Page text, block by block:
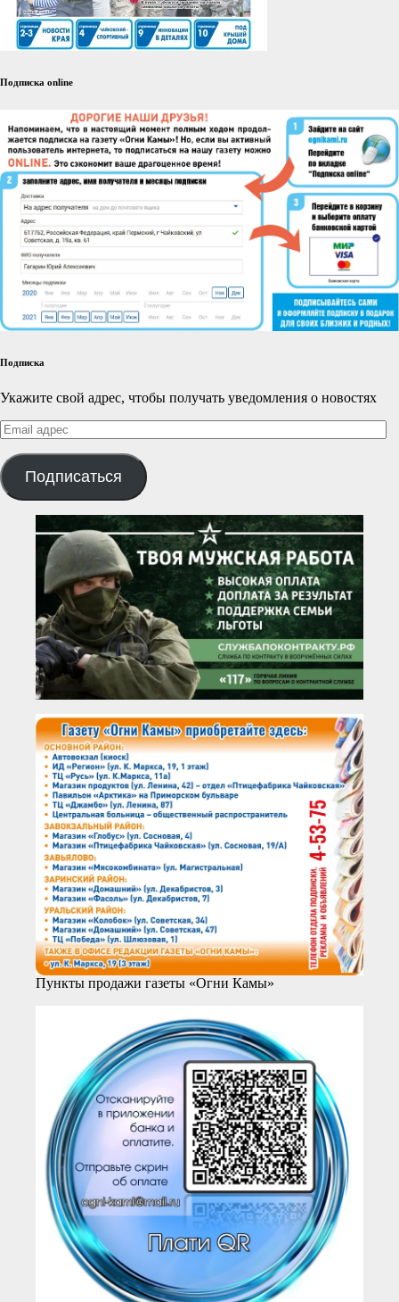
Подписка online
Подписка
Укажите свой адрес, чтобы получать уведомления о новостях
Email
адрес
Подписаться
Пункты продажи газеты «Огни Камы»